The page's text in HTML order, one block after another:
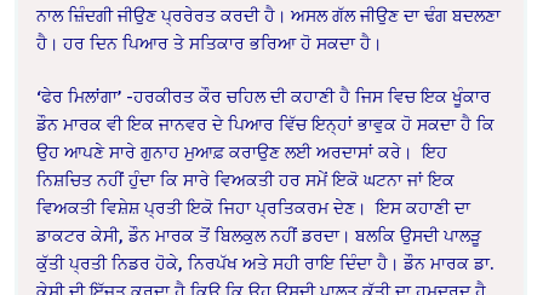
ਨਾਲ ਜ਼ਿੰਦਗੀ ਜੀਉਣ ਪ੍ਰਰੇਰਤ ਕਰਦੀ ਹੈ। ਅਸਲ ਗੱਲ ਜੀਉਣ ਦਾ ਢੰਗ ਬਦਲਣਾ
ਹੈ। ਹਰ ਦਿਨ ਪਿਆਰ ਤੇ ਸਤਿਕਾਰ ਭਰਿਆ ਹੋ ਸਕਦਾ ਹੈ।
‘ਫੇਰ ਮਿਲਾਂਗਾ’ -ਹਰਕੀਰਤ ਕੌਰ ਚਹਿਲ ਦੀ ਕਹਾਣੀ ਹੈ ਜਿਸ ਵਿਚ ਇਕ ਖੂੰਕਾਰ
ਡੌਨ ਮਾਰਕ ਵੀ ਇਕ ਜਾਨਵਰ ਦੇ ਪਿਆਰ ਵਿੱਚ ਇਨ੍ਹਾਂ ਭਾਵੁਕ ਹੋ ਸਕਦਾ ਹੈ ਕਿ
ਉਹ ਆਪਣੇ ਸਾਰੇ ਗੁਨਾਹ ਮੁਆਫ਼ ਕਰਾਉਣ ਲਈ ਅਰਦਾਸਾਂ ਕਰੇ।
ਇਹ
ਨਿਸ਼ਚਿਤ ਨਹੀਂ ਹੁੰਦਾ ਕਿ ਸਾਰੇ ਵਿਅਕਤੀ ਹਰ ਸਮੇਂ ਇਕੋ ਘਟਨਾ ਜਾਂ ਇਕ
ਵਿਅਕਤੀ ਵਿਸ਼ੇਸ਼ ਪ੍ਰਤੀ ਇਕੋ ਜਿਹਾ ਪ੍ਰਤਿਕਰਮ ਦੇਣ।
ਇਸ ਕਹਾਣੀ ਦਾ
ਡਾਕਟਰ ਕੇਸੀ, ਡੌਨ ਮਾਰਕ ਤੋਂ ਬਿਲਕੁਲ ਨਹੀਂ ਡਰਦਾ। ਬਲਕਿ ਉਸਦੀ ਪਾਲੜੂ
ਕੁੱਤੀ ਪ੍ਰਤੀ ਨਿਡਰ ਹੋਕੇ, ਨਿਰਪੱਖ ਅਤੇ ਸਹੀ ਰਾਇ ਦਿੰਦਾ ਹੈ। ਡੌਨ ਮਾਰਕ ਡਾ.